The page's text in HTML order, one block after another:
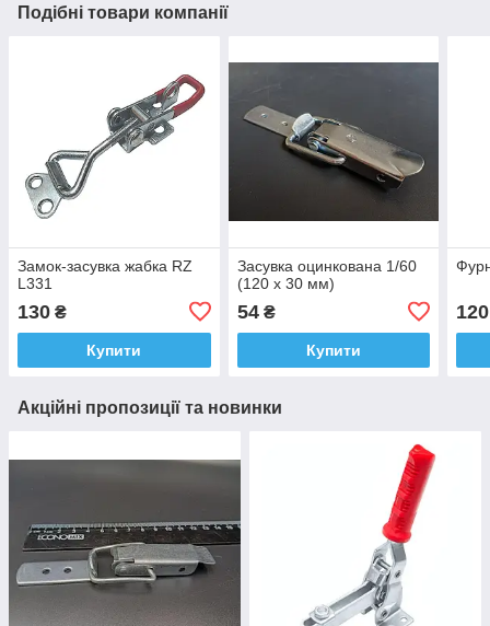
Подібні товари компанії
Замок-засувка жабка RZ
L331
130 ₴
Купити
Засувка оцинкована 1/60
(120 х 30 мм)
54₴
Купити
120
Акційні пропозиції та новинки